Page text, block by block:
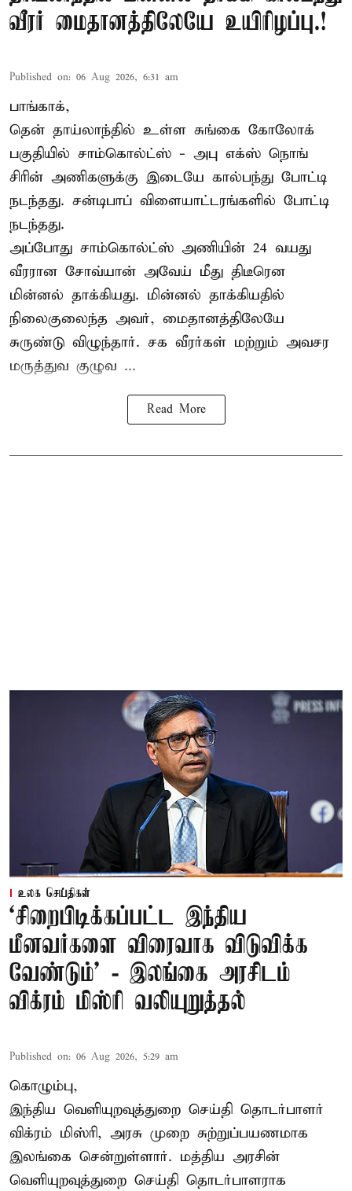
வீரர் மைதானத்திலேயே உயிரிழப்பு.!
Published on: 06 Aug 2026, 6:31 am
பாங்காக்,
தென் தாய்லாந்தில் உள்ள சுங்கை கோலோக்
பகுதியில் சாம்கொல்ட்ஸ் - அபு எக்ஸ் நொங்
சிரின் அணிகளுக்கு இடையே கால்பந்து போட்டி
நடந்தது. சன்டிபாப் விளையாட்டரங்களில் போட்டி
நடந்தது.
அப்போது சாம்கொல்ட்ஸ் அணியின் 24 வயது
வீரரான சோவ்யான் அவேய் மீது திடீரென
மின்னல் தாக்கியது. மின்னல் தாக்கியதில்
நிலைகுலைந்த அவர், மைதானத்திலேயே
சுருண்டு விழுந்தார். சக வீரர்கள் மற்றும் அவசர
மருத்துவ குழுவ ...
Read More
உலக செய்திகள்
‘சிறைபிடிக்கப்பட்ட இந்திய
மீனவர்களை விரைவாக விடுவிக்க
வேண்டும்' - இலங்கை அரசிடம்
விக்ரம் மிஸ்ரி வலியுறுத்தல்
Published on: 06 Aug 2026, 5:29 am
கொழும்பு,
இந்திய வெளியுறவுத்துறை செய்தி தொடர்பாளர்
விக்ரம் மிஸ்ரி, அரசு முறை சுற்றுப்பயணமாக
இலங்கை சென்றுள்ளார். மத்திய அரசின்
வெளியுறவுத்துறை செய்தி தொடர்பாளராக